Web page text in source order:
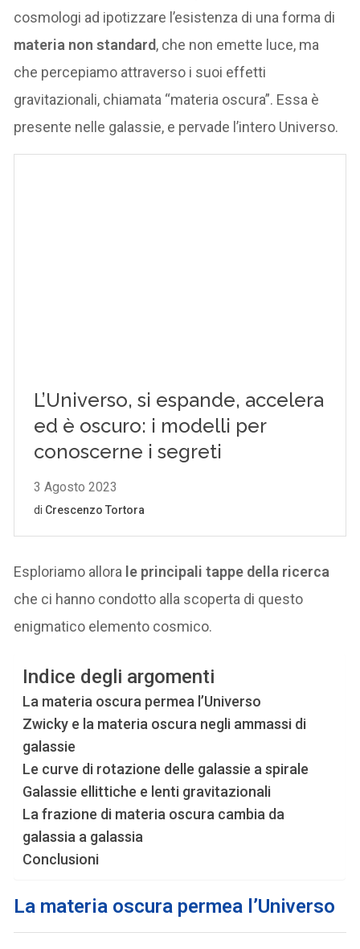
cosmologi ad ipotizzare l’esistenza di una forma di
materia non standard, che non emette luce, ma
che percepiamo attraverso i suoi effetti
gravitazionali, chiamata “materia oscura”. Essa è
presente nelle galassie, e pervade l’intero Universo.
Esploriamo allora le principali tappe della ricerca
che ci hanno condotto alla scoperta di questo
enigmatico elemento cosmico.
Indice degli argomenti
La materia oscura permea l’Universo
Zwicky e la materia oscura negli ammassi di
galassie
Le curve di rotazione delle galassie a spirale
Galassie ellittiche e lenti gravitazionali
La frazione di materia oscura cambia da
galassia a galassia
Conclusioni
La materia oscura permea l’Universo